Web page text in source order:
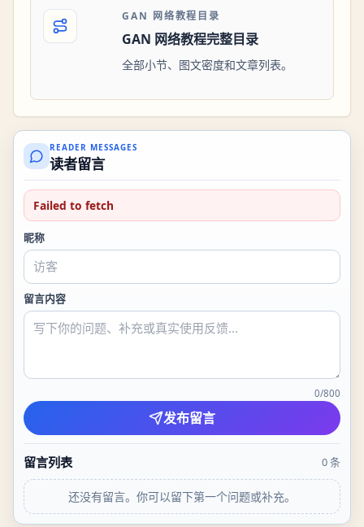
GAN 网络教程目录
GAN 网络教程完整目录
全部小节、图文密度和文章列表。
READER MESSAGES
读者留言
Failed to fetch
昵称
留言内容
0/800
发布留言
留言列表 0条
还没有留言。你可以留下第一个问题或补充。